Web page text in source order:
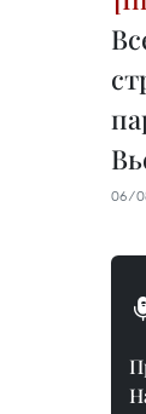
06/